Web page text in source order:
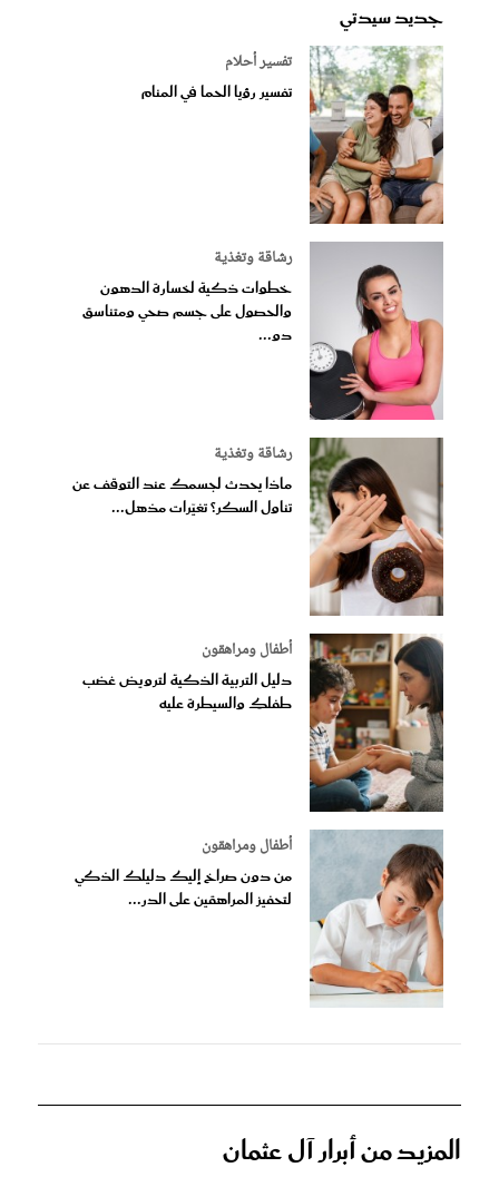
جديد سيدتي
تفسير أحلام
تفسير رؤيا الحما في المنام
رشاقة وتغذية
خطوات ذكية لخسارة الدهون
والحصول على جسم صحي ومتناسق
دو...
رشاقة وتغذية
ماذا يحدث لجسمك عند التوقف عن
تناول السكر؟ تغيّرات مذهل...
أطفال ومراهقون
دليل التربية الذكية لترويض غضب
طفلكِ والسيطرة عليه
أطفال ومراهقون
من دون صراخ إليك دليلك الذكي
لتحفيز المراهقين على الدر...
المزيد من أبرار آل عثمان